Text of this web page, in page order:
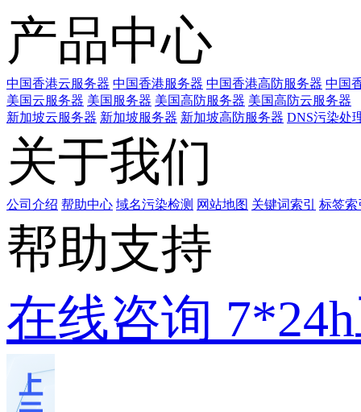
产品中心
中国香港云服务器 中国香港服务器 中国香港高防服务器 中国
美国云服务器 美国服务器 美国高防服务器 美国高防云服务器
新加坡云服务器 新加坡服务器 新加坡高防服务器 DNS污染处
关于我们
公司介绍 帮助中心 域名污染检测 网站地图 关键词索引 标签索
帮助支持
在线咨询